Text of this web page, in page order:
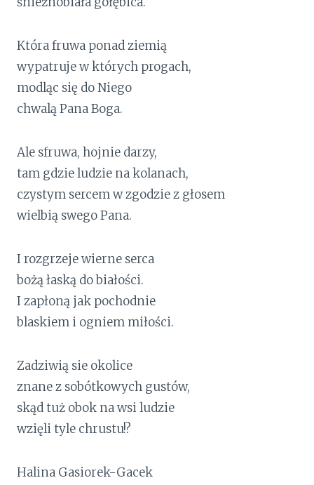
Która fruwa ponad ziemią
wypatruje w których progach,
modląc się do Niego
chwalą Pana Boga.
Ale sfruwa, hojnie darzy,
tam gdzie ludzie na kolanach,
czystym sercem w zgodzie z głosem
wielbią swego Pana.
I rozgrzeje wierne serca
bożą łaską do białości.
I zapłoną jak pochodnie
blaskiem i ogniem miłości.
Zadziwią sie okolice
znane z sobótkowych gustów,
skąd tuż obok na wsi ludzie
wzięli tyle chrustu!?
Halina Gasiorek-Gacek